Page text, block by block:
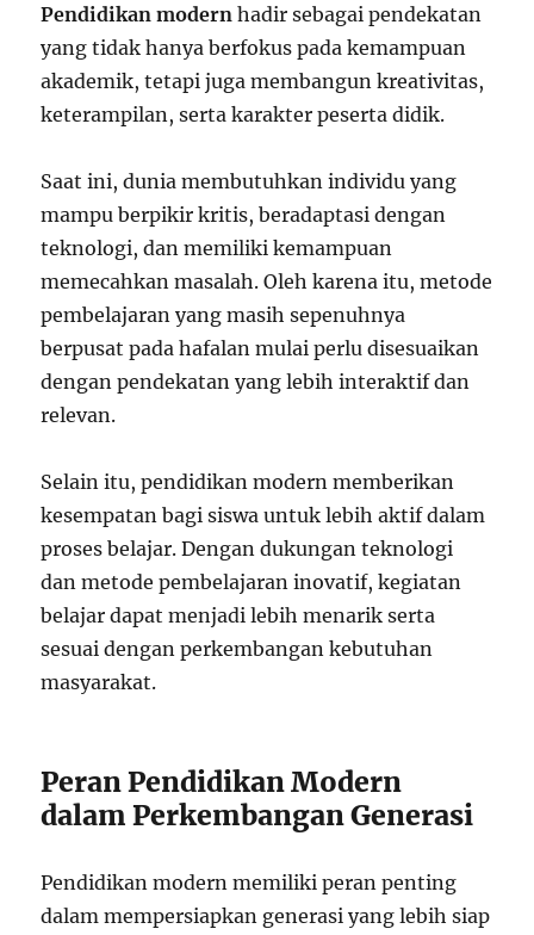
Pendidikan modern hadir sebagai pendekatan
yang tidak hanya berfokus pada kemampuan
akademik, tetapi juga membangun kreativitas,
keterampilan, serta karakter peserta didik.
Saat ini, dunia membutuhkan individu yang
mampu berpikir kritis, beradaptasi dengan
teknologi, dan memiliki kemampuan
memecahkan masalah. Oleh karena itu, metode
pembelajaran yang masih sepenuhnya
berpusat pada hafalan mulai perlu disesuaikan
dengan pendekatan yang lebih interaktif dan
relevan.
Selain itu, pendidikan modern memberikan
kesempatan bagi siswa untuk lebih aktif dalam
proses belajar. Dengan dukungan teknologi
dan metode pembelajaran inovatif, kegiatan
belajar dapat menjadi lebih menarik serta
sesuai dengan perkembangan kebutuhan
masyarakat.
Peran Pendidikan Modern
dalam Perkembangan Generasi
Pendidikan modern memiliki peran penting
dalam mempersiapkan generasi yang lebih siap